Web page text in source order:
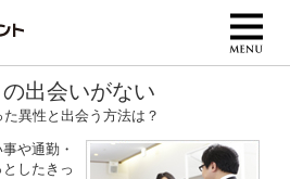
出会いがない
た異性と出会う方法は？
や通勤・
したきっ